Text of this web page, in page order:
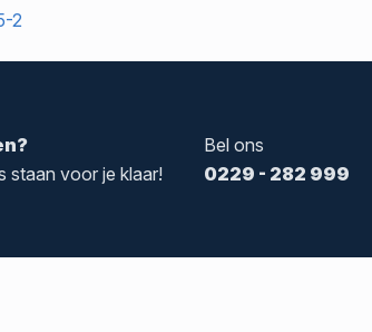
2
staan voor je klaar!
Bel ons
0229 - 282 999